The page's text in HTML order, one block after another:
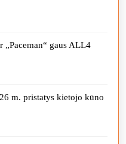
gaus ALL4
m. pristatys kietojo kūno